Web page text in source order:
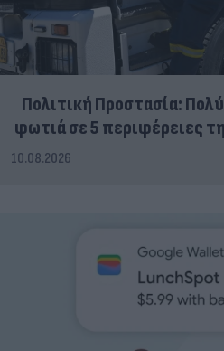
Πολιτική Προστασία:
φωτιά σε 5 περιφέρειες
10.08.2026